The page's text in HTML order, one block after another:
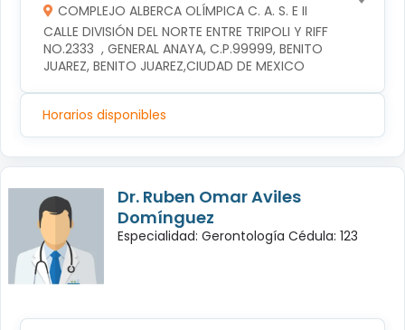
COMPLEJO ALBERCA OLÍMPICA C. A. S. E II
CALLE DIVISIÓN DEL NORTE ENTRE TRIPOLI Y RIFF
NO.2333  , GENERAL ANAYA, C.P.99999, BENITO
JUAREZ, BENITO JUAREZ,CIUDAD DE MEXICO
Horarios disponibles
Dr. Ruben Omar Aviles
Domínguez
Especialidad: Gerontología Cédula: 123